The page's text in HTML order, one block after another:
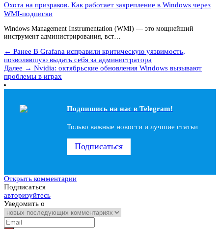
Охота на призраков. Как работает закрепление в Windows через
WMI-подписки
Windows Management Instrumentation (WMI) — это мощнейший
инструмент администрирования, вст…
← Ранее В Grafana исправили критическую уязвимость,
позволявшую выдать себя за администратора
Далее → Nvidia: октябрьские обновления Windows вызывают
проблемы в играх
Подпишись на наc в Telegram!
Только важные новости и лучшие статьи
Подписаться
Открыть комментарии
Подписаться
авторизуйтесь
Уведомить о